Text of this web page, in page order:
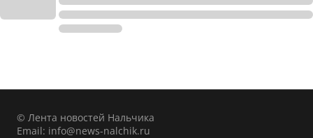
© Лента новостей Нальчика
Email: info@news-nalchik.ru